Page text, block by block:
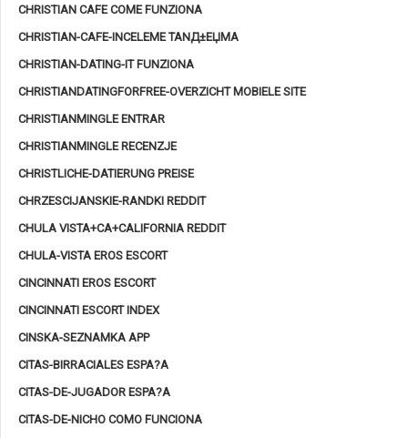
CHRISTIAN CAFE COME FUNZIONA
CHRISTIAN-CAFE-INCELEME TANД±ЕЏMA
CHRISTIAN-DATING-IT FUNZIONA
CHRISTIANDATINGFORFREE-OVERZICHT MOBIELE SITE
CHRISTIANMINGLE ENTRAR
CHRISTIANMINGLE RECENZJE
CHRISTLICHE-DATIERUNG PREISE
CHRZESCIJANSKIE-RANDKI REDDIT
CHULA VISTA+CA+CALIFORNIA REDDIT
CHULA-VISTA EROS ESCORT
CINCINNATI EROS ESCORT
CINCINNATI ESCORT INDEX
CINSKA-SEZNAMKA APP
CITAS-BIRRACIALES ESPA?A
CITAS-DE-JUGADOR ESPA?A
CITAS-DE-NICHO COMO FUNCIONA